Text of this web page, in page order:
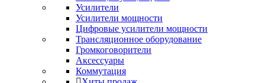
Усилители
Усилители мощности
Цифровые усилители мощности
Трансляционное оборудование
Громкоговорители
Аксессуары
Коммутация